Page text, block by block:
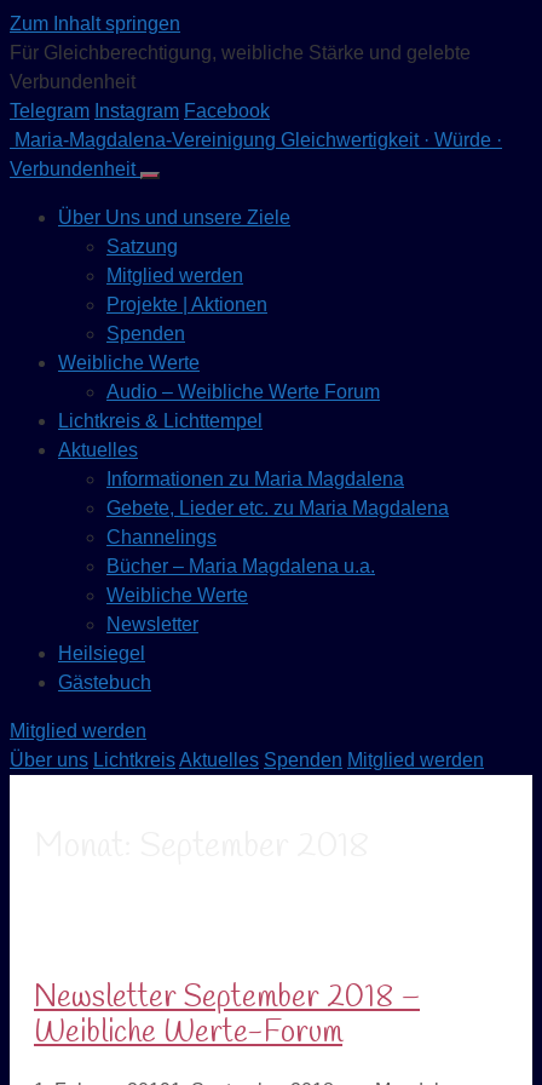
Zum Inhalt springen
Für Gleichberechtigung, weibliche Stärke und gelebte
Verbundenheit
Telegram Instagram Facebook
Maria-Magdalena-Vereinigung Gleichwertigkeit · Würde ·
Verbundenheit
Über Uns und unsere Ziele
Satzung
Mitglied werden
Projekte | Aktionen
Spenden
Weibliche Werte
Audio – Weibliche Werte Forum
Lichtkreis & Lichttempel
Aktuelles
Informationen zu Maria Magdalena
Gebete, Lieder etc. zu Maria Magdalena
Channelings
Bücher – Maria Magdalena u.a.
Weibliche Werte
Newsletter
Heilsiegel
Gästebuch
Mitglied werden
Über uns LichtkreisAktuelles Spenden Mitglied werden
Newsletter September 2018 –
Weibliche Werte-Forum